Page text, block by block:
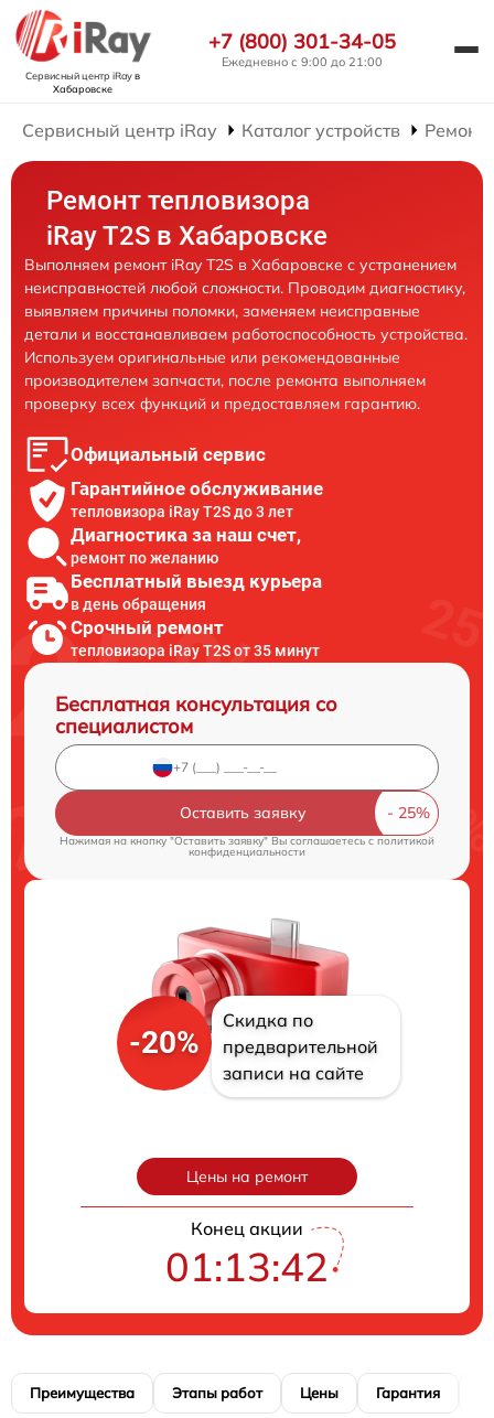
Сервисный центр iRayв
Хабаровске
+7 (800) 301-34-05
Ежедневно с 9:00 до 21:00
Сервисный центр iRay Каталог устройств Ремонт
Ремонт тепловизора
iRay T2S в Хабаровске
Выполняем ремонт iRay T2S в Хабаровске с устранением
неисправностей любой сложности. Проводим диагностику,
выявляем причины поломки, заменяем неисправные
детали и восстанавливаем работоспособность устройства.
Используем оригинальные или рекомендованные
производителем запчасти, после ремонта выполняем
проверку всех функций и предоставляем гарантию.
Официальный сервис
Гарантийное обслуживание
тепловизора iRay T2S до 3 лет
Диагностика за наш счет,
ремонт по желанию
Бесплатный выезд курьера
в день обращения
Срочный ремонт
тепловизора iRay T2S от 35 минут
Бесплатная консультация со
специалистом
Оставить заявку
Нажимая на кнопку "Оставить заявку" Вы соглашаетесь cполитикой
конфиденциальности
-20%
Скидка по
предварительной
записи на сайте
Цены на ремонт
Конец акции
01:13:41
Преимущества Этапы работ Цены Гарантия